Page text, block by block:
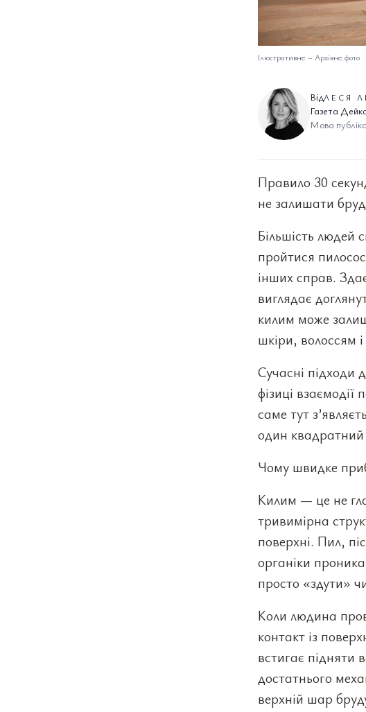
Ілюстративне – Архівне фото
ВідЛЕСЯ
Газета
Мова
Правило 30
не залишати бруд
Більшість
пройтися
інших справ.
виглядає
килим може
шкіри, волоссям
Сучасні підходи
фізиці взаємодії
саме тут
один
Чому швидке
Килим — це не
тривимірна
поверхні. Пил,
органіки
просто «здути»
Коли людина
контакт із
встигає підняти
достатнього
верхній шар